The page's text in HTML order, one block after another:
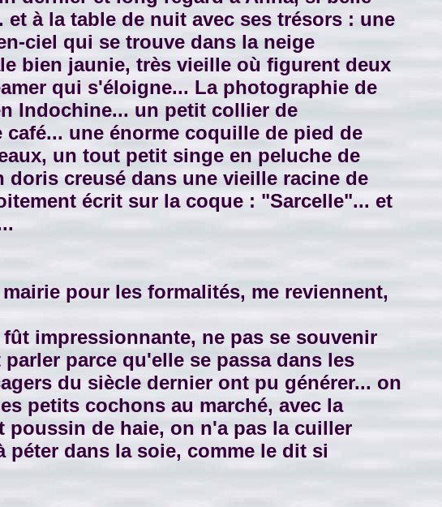
à la table de nuit avec ses trésors : une
ciel qui se trouve dans la neige
bien jaunie, très vieille où figurent deux
qui s'éloigne... La photographie de
Indochine... un petit collier de
une énorme coquille de pied de
un tout petit singe en peluche de
creusé dans une vieille racine de
écrit sur la coque : "Sarcelle"... et
pour les formalités, me reviennent,
impressionnante, ne pas se souvenir
parce qu'elle se passa dans les
du siècle dernier ont pu générer... on
petits cochons au marché, avec la
poussin de haie, on n'a pas la cuiller
dans la soie, comme le dit si